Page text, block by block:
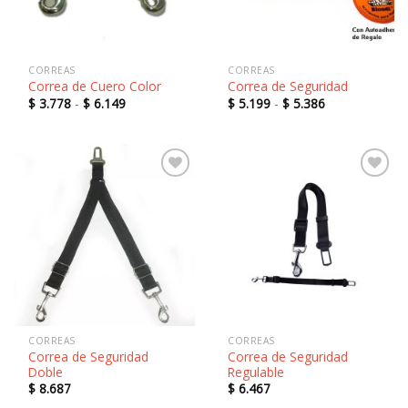
CORREAS
Correa de Cuero Color
$ 3.778 - $ 6.149Rango
$ 3.778
$ 6.149
CORREAS
Correa de Seguridad
$ 5.199 - $ 5.386Rango
$ 5.199
$ 5.386
CORREAS
Correa de Seguridad
Doble
$ 8.687
CORREAS
Correa de Seguridad
Regulable
$ 6.467